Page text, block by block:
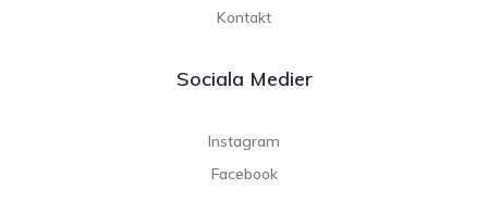
Kontakt
Sociala Medier
Instagram
Facebook